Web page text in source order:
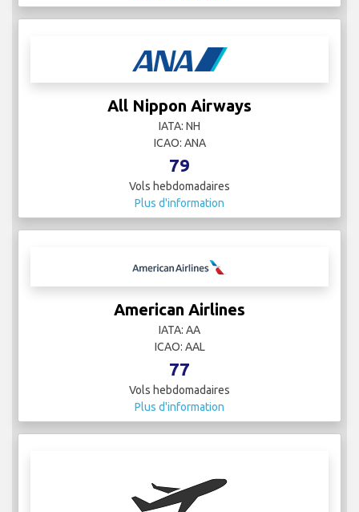
All Nippon Airways
IATA: NH
ICAO: ANA
79
Vols hebdomadaires
Plus d'information
American Airlines
IATA: AA
ICAO: AAL
77
Vols hebdomadaires
Plus d'information